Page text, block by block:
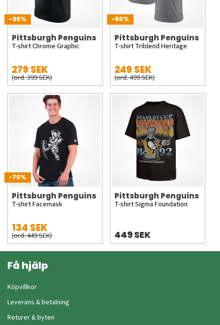
-30%
Pittsburgh Penguins
T-shirt Chrome Graphic
279 SEK
(ord. 399 SEK)
-50%
Pittsburgh Penguins
T-shirt Triblend Heritage
249 SEK
(ord. 499 SEK)
-70%
Pittsburgh Penguins
T-shirt Facemask
134 SEK
(ord. 449 SEK)
Pittsburgh Penguins
T-shirt Sigma Foundation
449 SEK
Få hjälp
Köpvillkor
Leverans & betalning
Returer & byten